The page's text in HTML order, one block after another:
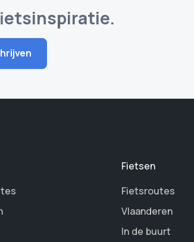
Fietsen
Fietsroutes
Vlaanderen
In de buurt